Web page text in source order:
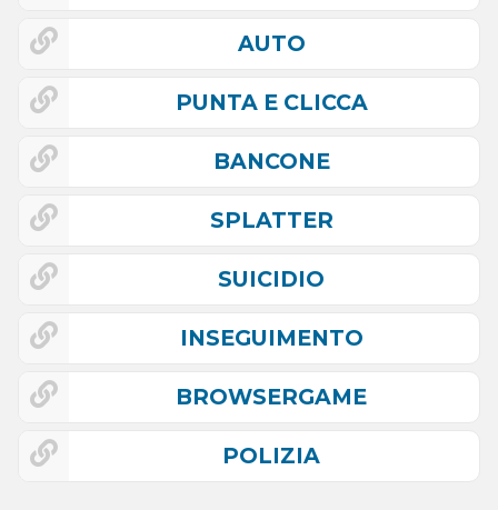
AUTO
PUNTA E CLICCA
BANCONE
SPLATTER
SUICIDIO
INSEGUIMENTO
BROWSERGAME
POLIZIA